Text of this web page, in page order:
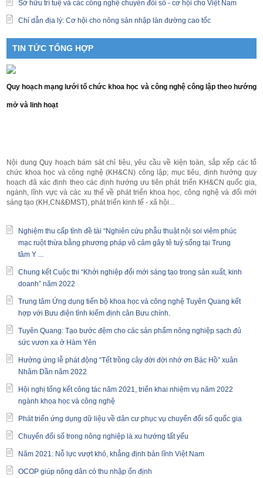
Sở hữu trí tuệ và các công nghệ chuyển đổi số - cơ hội cho Việt Nam
Chỉ dẫn địa lý: Cơ hội cho nông sản nhập làn đường cao tốc
TIN TỨC TỔNG HỢP
Quy hoạch mạng lưới tổ chức khoa học và công nghệ công lập theo hướng
mở và linh hoạt
show
supertotobet
1xbet
giriş
Nội dung Quy hoạch bám sát chỉ tiêu, yêu cầu về kiện toàn, sắp xếp các tổ
chức khoa học và công nghệ (KH&CN) công lập; mục tiêu, định hướng quy
hoạch đã xác định theo các định hướng ưu tiên phát triển KH&CN quốc gia,
ngành, lĩnh vực và các xu thế về phát triển khoa học, công nghệ và đổi mới
sáng tạo (KH,CN&ĐMST), phát triển kinh tế - xã hội...
Nghiệm thu cấp tỉnh đề tài “Nghiên cứu phẫu thuật nội soi viêm phúc
mạc ruột thừa bằng phương pháp vô cảm gây tê tuỷ sống tại Trung
tâm Y ...
Chung kết Cuộc thi “Khởi nghiệp đổi mới sáng tạo trong sản xuất, kinh
doanh” năm 2022
Trung tâm Ứng dụng tiến bộ khoa học và công nghệ Tuyên Quang kết
hợp với Bưu điện tỉnh kiểm định cân Bưu chính.
Tuyên Quang: Tạo bước đệm cho các sản phẩm nông nghiệp sạch đủ
sức vươn xa ở Hàm Yên
Hưởng ứng lễ phát động “Tết trồng cây đời đời nhớ ơn Bác Hồ” xuân
Nhâm Dần năm 2022
Hội nghị tổng kết công tác năm 2021, triển khai nhiệm vụ năm 2022
ngành khoa học và công nghệ
Phát triển ứng dụng dữ liệu về dân cư phục vụ chuyển đổi số quốc gia
Chuyển đổi số trong nông nghiệp là xu hướng tất yếu
Năm 2021: Nỗ lực vượt khó, khẳng định bản lĩnh Việt Nam
OCOP giúp nông dân có thu nhập ổn định